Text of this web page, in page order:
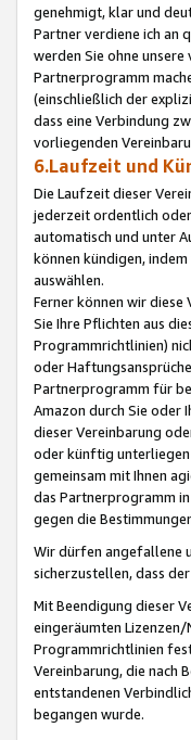
genehmigt, klar und
Partner verdiene ich an
werden Sie ohne
Partnerprogramm
(einschließlich der
dass eine Verbindung
vorliegenden
6.Laufzeit und
Die Laufzeit dieser
jederzeit ordentlich
automatisch und unter
können kündigen,
auswählen.
Ferner können wir
Sie Ihre Pflichten aus
Programmrichtlinien)
oder
Partnerprogramm für
Amazon durch Sie oder
dieser Vereinbarung
oder künftig unterliegen
gemeinsam mit Ihnen
das Partnerprogramm
gegen die
Wir dürfen angefallene
sicherzustellen, dass
Mit Beendigung dieser
eingeräumten
Programmrichtlinien
Vereinbarung, die nach
entstandenen
begangen wurde.